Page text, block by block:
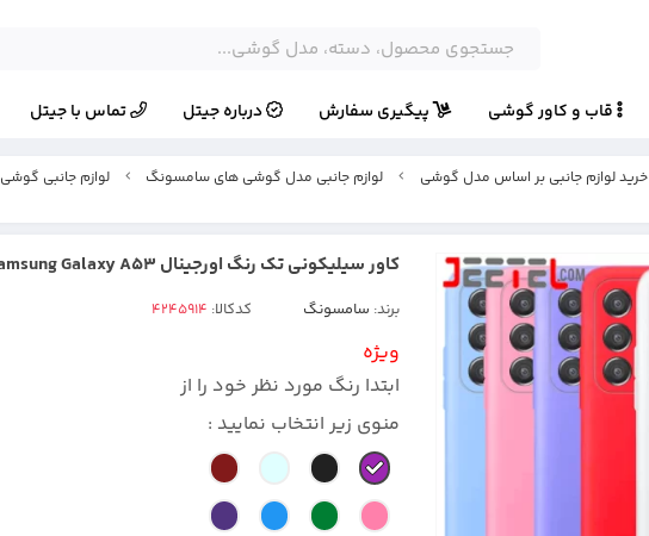
قاب و کاور گوشی پیگیری سفارش درباره جیتل تماس با جیتل
خرید لوازم جانبی بر اساس مدل گوشی لوازم جانبی مدل گوشی های سامسونگ لوازم جانبی گوشی Samsung Galaxy A53
کاور سیلیکونی تک رنگ اورجینال Samsung Galaxy A53 مدل پاک کنی اصل
برند: سامسونگ کدکالا:
ویژه
ابتدا رنگ مورد نظر خود را از
منوی زیر انتخاب نمایید :